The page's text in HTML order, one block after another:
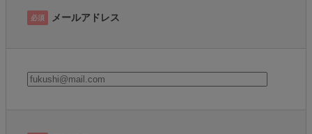
必須 メールアドレス